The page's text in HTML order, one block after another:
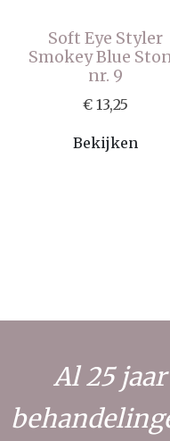
Soft Eye Styler
Smokey Blue
nr. 9
€ 13,25
Bekijken
Al 25